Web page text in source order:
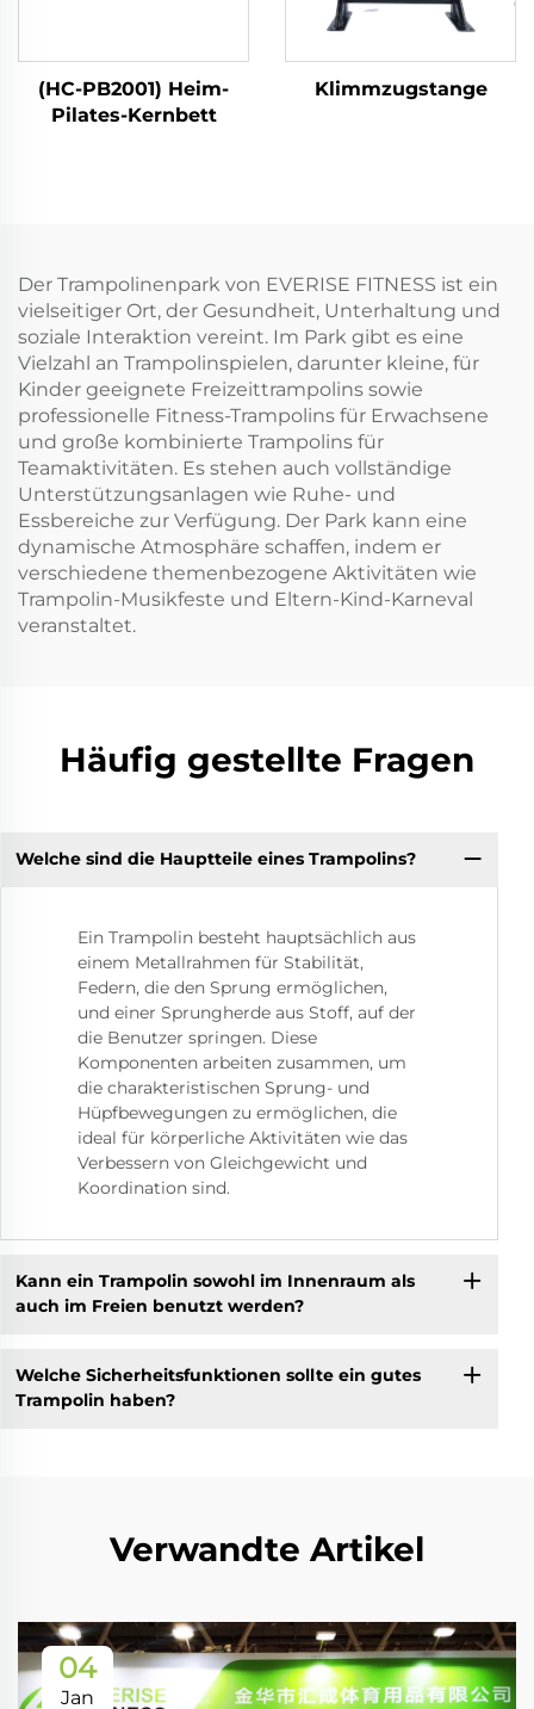
(HC-PB2001) Heim-
Pilates-Kernbett
Klimmzugstange
Der Trampolinenpark von EVERISE FITNESS ist ein
vielseitiger Ort, der Gesundheit, Unterhaltung und
soziale Interaktion vereint. Im Park gibt es eine
Vielzahl an Trampolinspielen, darunter kleine, für
Kinder geeignete Freizeittrampolins sowie
professionelle Fitness-Trampolins für Erwachsene
und große kombinierte Trampolins für
Teamaktivitäten. Es stehen auch vollständige
Unterstützungsanlagen wie Ruhe- und
Essbereiche zur Verfügung. Der Park kann eine
dynamische Atmosphäre schaffen, indem er
verschiedene themenbezogene Aktivitäten wie
Trampolin-Musikfeste und Eltern-Kind-Karneval
veranstaltet.
Häufig gestellte Fragen
Welche sind die Hauptteile eines Trampolins?
Ein Trampolin besteht hauptsächlich aus
einem Metallrahmen für Stabilität,
Federn, die den Sprung ermöglichen,
und einer Sprungherde aus Stoff, auf der
die Benutzer springen. Diese
Komponenten arbeiten zusammen, um
die charakteristischen Sprung- und
Hüpfbewegungen zu ermöglichen, die
ideal für körperliche Aktivitäten wie das
Verbessern von Gleichgewicht und
Koordination sind.
Kann ein Trampolin sowohl im Innenraum als
auch im Freien benutzt werden?
Welche Sicherheitsfunktionen sollte ein gutes
Trampolin haben?
Verwandte Artikel
04
Jan